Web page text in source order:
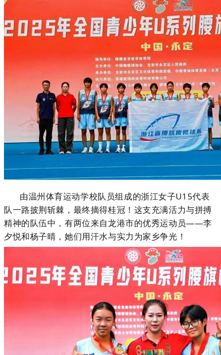
由温州体育运动学校队员组成的浙江女子U15代表
队一路披荆斩棘，最终摘得桂冠！这支充满活力与拼搏
精神的队伍中，有两位来自龙港市的优秀运动员——李
夕悦和杨子晴 ，她们用汗水与实力为家乡争光！